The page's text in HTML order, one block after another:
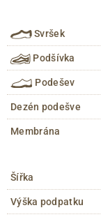
Svršek
Podšívka
Podešev
Dezén podešve
Membrána
Šířka
Výška podpatku